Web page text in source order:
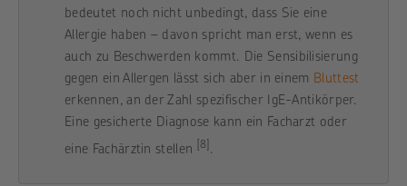
bedeutet noch nicht unbedingt, dass Sie eine
Allergie haben – davon spricht man erst, wenn es
auch zu Beschwerden kommt. Die Sensibilisierung
gegen ein Allergen lässt sich aber in einem Bluttest
erkennen, an der Zahl spezifischer IgE-Antikörper.
Eine gesicherte Diagnose kann ein Facharzt oder
eine Fachärztin stellen [8].